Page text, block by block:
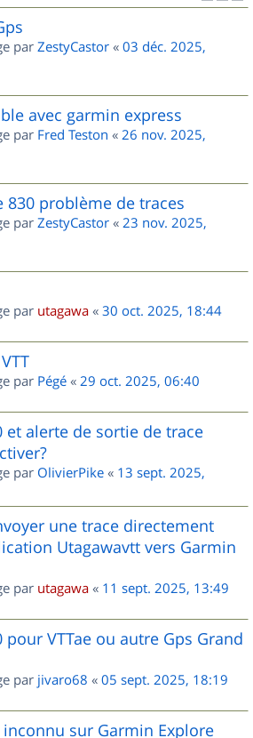
par ZestyCastor « 03 déc. 2025,
avec garmin express
par Fred Teston « 26 nov. 2025,
830 problème de traces
par ZestyCastor « 23 nov. 2025,
par utagawa « 30 oct. 2025, 18:44
par Pégé « 29 oct. 2025, 06:40
et alerte de sortie de trace
par OlivierPike « 13 sept. 2025,
une trace directement
Utagawavtt vers Garmin
par utagawa « 11 sept. 2025, 13:49
pour VTTae ou autre Gps Grand
par jivaro68 « 05 sept. 2025, 18:19
inconnu sur Garmin Explore